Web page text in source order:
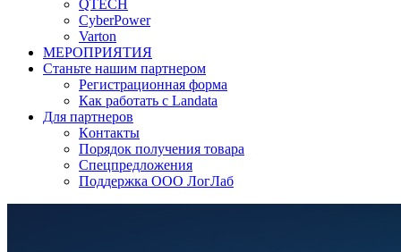
QTECH
CyberPower
Varton
МЕРОПРИЯТИЯ
Станьте нашим партнером
Регистрационная форма
Как работать с Landata
Для партнеров
Кoнтaкты
Порядок получения товара
Спецпредложения
Поддержка ООО ЛогЛаб